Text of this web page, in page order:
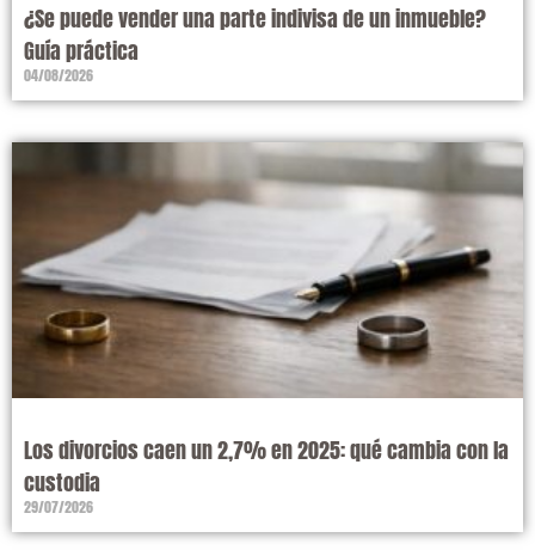
¿Se puede vender una parte indivisa de un inmueble?
Guía práctica
04/08/2026
Los divorcios caen un 2,7% en 2025: qué cambia con la
custodia
29/07/2026